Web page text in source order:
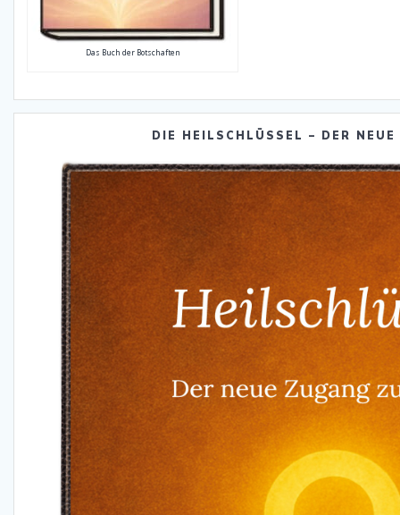
Das Buch der Botschaften
DIE HEILSCHLÜSSEL – DER